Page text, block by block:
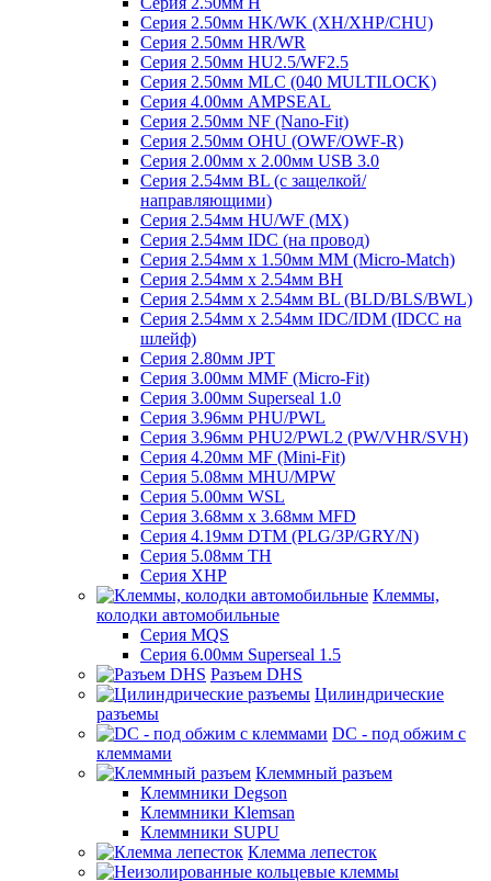
Серия 2.50мм HK/WK (XH/XHP/CHU)
Серия 2.50мм HR/WR
Серия 2.50мм HU2.5/WF2.5
Серия 2.50мм MLC (040 MULTILOCK)
Серия 4.00мм AMPSEAL
Серия 2.50мм NF (Nano-Fit)
Серия 2.50мм OHU (OWF/OWF-R)
Серия 2.00мм x 2.00мм USB 3.0
Серия 2.54мм BL (с защелкой/
направляющими)
Серия 2.54мм HU/WF (MX)
Серия 2.54мм IDC (на провод)
Серия 2.54мм х 1.50мм MM (Micro-Match)
Серия 2.54мм х 2.54мм BH
Серия 2.54мм х 2.54мм BL (BLD/BLS/BWL)
Серия 2.54мм х 2.54мм IDC/IDM (IDCC на
шлейф)
Серия 2.80мм JPT
Серия 3.00мм MMF (Micro-Fit)
Серия 3.00мм Superseal 1.0
Серия 3.96мм PHU/PWL
Серия 3.96мм PHU2/PWL2 (PW/VHR/SVH)
Серия 4.20мм MF (Mini-Fit)
Серия 5.08мм MHU/MPW
Серия 5.00мм WSL
Серия 3.68мм х 3.68мм MFD
Серия 4.19мм DTM (PLG/3P/GRY/N)
Серия 5.08мм TH
Серия XHP
Клеммы,
колодки автомобильные
Серия MQS
Серия 6.00мм Superseal 1.5
Разъем DHS
Цилиндрические
разъемы
DC - под обжим с
клеммами
Клеммный разъем
Клеммники Degson
Клеммники Klemsan
Клеммники SUPU
Клемма лепесток